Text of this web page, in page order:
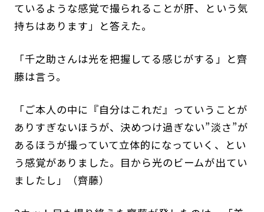
ているような感覚で撮られることが肝、という気
持ちはあります」と答えた。
「千之助さんは光を把握してる感じがする」と齊
藤は言う。
「ご本人の中に『自分はこれだ』っていうことが
ありすぎないほうが、決めつけ過ぎない”淡さ”が
あるほうが撮っていて立体的になっていく、とい
う感覚がありました。目から光のビームが出てい
ましたし」（齊藤）